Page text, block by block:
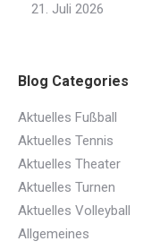
21. Juli 2026
Blog Categories
Aktuelles Fußball
Aktuelles Tennis
Aktuelles Theater
Aktuelles Turnen
Aktuelles Volleyball
Allgemeines